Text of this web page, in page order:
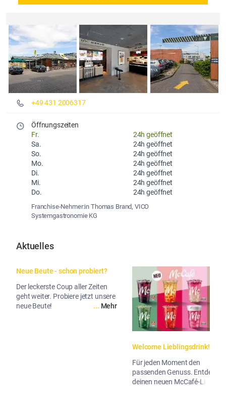
Details und Fotos
+49 431 2006317
Öffnungszeiten
Fr.
24h geöffnet
Sa.
24h geöffnet
So.
24h geöffnet
Mo.
24h geöffnet
Di.
24h geöffnet
Mi.
24h geöffnet
Do.
24h geöffnet
Franchise-Nehmer:in Thomas Brand, VICO
Systemgastronomie KG
Aktuelles
Neue Beute - schon probiert?
Der leckerste Coup aller Zeiten
geht weiter. Probiere jetzt unsere
neue Beute!
... Mehr
Welcome Lieblingsdrink!
Für jeden Moment den
passenden Genuss. Entdecke
deinen neuen McCafé-Liebling!